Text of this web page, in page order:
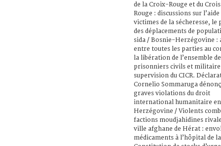
de la Croix-Rouge et du
Rouge : discussions sur l’aide
victimes de la sécheresse, le
des déplacements de
sida / Bosnie-Herzégovine :
entre toutes les parties au
la libération de l’ensemble
prisonniers civils et
supervision du CICR.
Cornelio Sommaruga
graves violations du droit
international humanitaire
Herzégovine / Violents
factions moudjahidines
ville afghane de Hérat :
médicaments à l’hôpital de